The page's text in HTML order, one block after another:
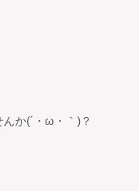
か(´・ω・｀)？